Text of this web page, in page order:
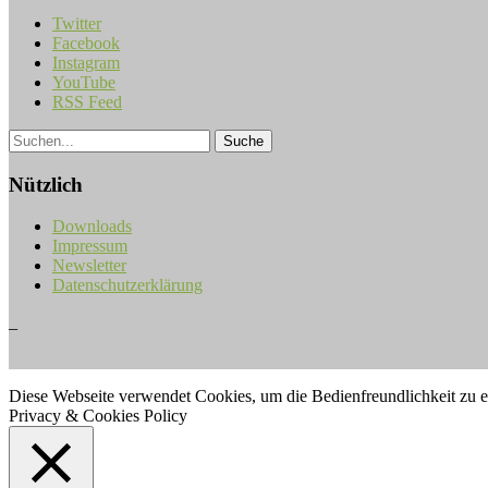
Twitter
Facebook
Instagram
YouTube
RSS Feed
Nützlich
Downloads
Impressum
Newsletter
Datenschutzerklärung
Diese Webseite verwendet Cookies, um die Bedienfreundlichkeit zu
Privacy & Cookies Policy